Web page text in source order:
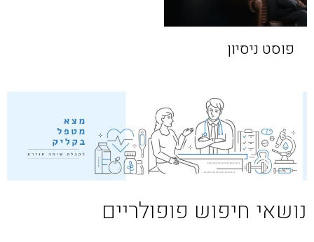
פוסט ניסיון
נושאי חיפוש פופולריים